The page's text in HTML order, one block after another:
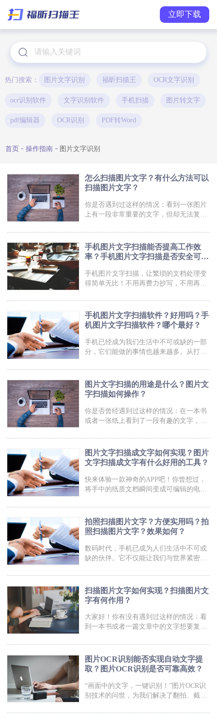
立即下载
热门搜索： 图片文字识别 福昕扫描王 OCR文字识别
ocr识别软件 文字识别软件 手机扫描 图片转文字
pdf编辑器 OCR识别 PDF转Word
首页 操作指南 图片文字识别
怎么扫描图片文字？有什么方法可以
扫描图片文字？
你是否遇到过这样的情况：看到一张图片
上有一段非常重要的文字，但却无法复制
技巧，让你能够轻松扫描图片中的文字！
无需繁琐的手动输入，只需要简单几步，
你就能将图片中的文字转化为可编辑的文
本。是不是觉得很神奇？快跟我一起来揭
开这个小小技巧的秘密吧！扫描图片文字
福昕PDF全能王产品可以帮助用户扫描图
或图片转换为可编辑的PDF文件。通过扫
描功能，用户可以将纸质文件或
手机图片文字扫描能否提高工作效
率？手机图片文字扫描是否安全可
手机图片文字扫描，让繁琐的文档处理变
得简单无比！不用再费力抄写，不用再翻
成扫描、识别和编辑，让你的办公效率翻
倍提升！无论是会议纪要、书籍摘录还是
名片整理，只需轻轻一拍，即可将纸质内
容转化为电子文件，随时随地查看、编
辑、分享。别再让那些繁杂的文字束缚你
的灵感，来试试手机图片文字扫描吧！让
倍！快来体验这个便捷而高效的数码神器
吧！手机图片文字扫描福昕PDF全能王是
手机图片文字扫描软件？好用吗？手
机图片文字扫描软件？哪个最好？
手机已经成为我们生活中不可或缺的一部
分，它们能做的事情也越来越多。从打电
描，手机的功能不断演进。随着科技的进
步，我们现在可以轻松地通过手机扫描任
何图片上的文字，并将其转化为可编辑的
文本。这种便利的软件让我们告别了繁琐
的手动输入，节省了大量的时间和精力。
无论是想要快速记录会议中的重要内容，
图片文字扫描软件都能帮助我们完成任
务。只需几秒钟，你就能将纸
图片文字扫描的用途是什么？图片文
字扫描如何操作？
你是否曾经遇到过这样的情况：在一本书
或者一张纸上看到了一段有趣的文字，却
成为你解决这个问题的得力助手！它能够
将图片上的文字转换成可编辑的文本，让
你轻松实现文字的复制、编辑和分享。再
也不用担心错过任何精彩的语句或者重要
的笔记，只需一部扫描器，一刹那间，文
字尽在掌握！无论是工作中的资料整理，
都能给你带来极大的便利。快来体验这款
小巧而强大的工具吧，让文字的
图片文字扫描成文字如何实现？图片
文字扫描成文字有什么好用的工具？
快来体验一款神奇的APP吧！你曾想过，
将手中的纸质文档瞬间变成可编辑的电子
即刻转化为真实文字！是不是很酷？这款
妙手神笔般的图片文字扫描软件，让你告
别繁琐的手动输入，省时又省力！无论是
照片、报纸、书籍，甚至是手写的便签，
它都能轻松识别并转换成可编辑的文字，
让你随心所欲进行编辑、存储和分享。还
吧！图片文字扫描成文字福昕PDF全能王
产品可以将图片中的文字扫描并转化为
拍照扫描图片文字？方便实用吗？拍
照扫描图片文字？效果如何？
数码时代，手机已成为人们生活中不可或
缺的伙伴。它不仅能让我们与世界紧密相
候我们遇到一张精彩的图片，却无法直接
提取其中的文字信息。这时候，一款拍照
扫描图片文字的神奇应用就能派上用场
了！它能够将照片中的文字快速识别并转
化为可编辑的文本，让你随心所欲地加以
利用。不管是学习笔记、名片信息还是重
前。让我们一起探索这个便捷而智能的拍
照扫描应用，开启全新的文字
扫描图片文字如何实现？扫描图片文
字有何作用？
大家好！你有没有遇到过这样的情况：看
到一本书或者一篇文章中的文字想要复制
担心，现在有了一种神奇的技术，可以帮
你解决这个问题！那就是——扫描图片文
字！是的，你没听错，通过简单的一次扫
描，你就能将图片上的文字转化为可编辑
的文本，轻松实现复制、编辑和分享。无
论是学习资料、工作报告还是美食菜谱，
文字信息。快来体验这项令人惊叹的技术
图片OCR识别能否实现自动文字提
取？图片OCR识别是否可靠高效？
“画面中的文字，一键识别！”图片OCR识
别技术的问世，为我们解决了翻拍、截图
地手动输入，也不再为照片上的字体模糊